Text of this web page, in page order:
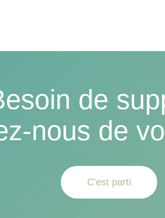
de
nous de
C'est parti